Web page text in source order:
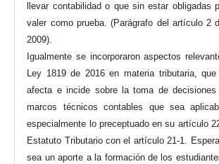
llevar contabilidad o que sin estar obligadas
valer como prueba. (Parágrafo del artículo 2
2009).
Igualmente se incorporaron aspectos
Ley 1819 de 2016 en materia tributaria,
afecta e incide sobre la toma de
marcos técnicos contables que sea
especialmente lo preceptuado en su artículo
Estatuto Tributario con el artículo 21-1.
sea un aporte a la formación de los